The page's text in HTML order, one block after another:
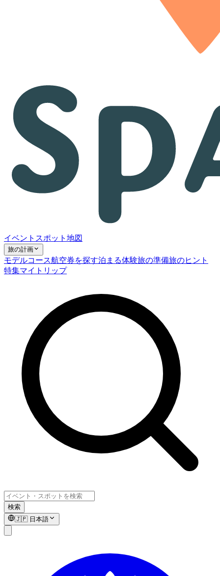
イベント スポット 地図
旅の計画
モデルコース航空券を探す泊まる体験旅の準備旅のヒント
特集マイトリップ
検索
🇯🇵 日本語